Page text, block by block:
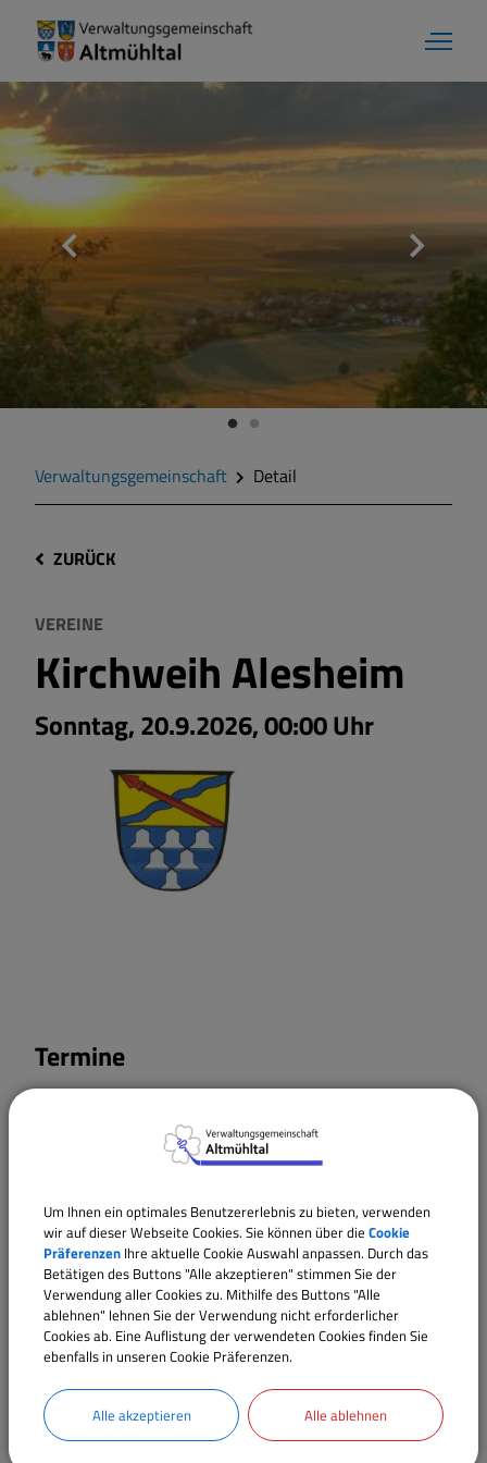
Verwaltungsgemeinschaft Detail
ZURÜCK
VEREINE
Kirchweih Alesheim
Sonntag, 20.9.2026, 00:00 Uhr
Termine
Um Ihnen ein optimales Benutzererlebnis zu bieten, verwenden
wir auf dieser Webseite Cookies. Sie können über die Cookie
Präferenzen Ihre aktuelle Cookie Auswahl anpassen. Durch das
Betätigen des Buttons "Alle akzeptieren" stimmen Sie der
Verwendung aller Cookies zu. Mithilfe des Buttons "Alle
ablehnen" lehnen Sie der Verwendung nicht erforderlicher
Cookies ab. Eine Auflistung der verwendeten Cookies finden Sie
ebenfalls in unseren Cookie Präferenzen.
Alle akzeptieren Alle ablehnen